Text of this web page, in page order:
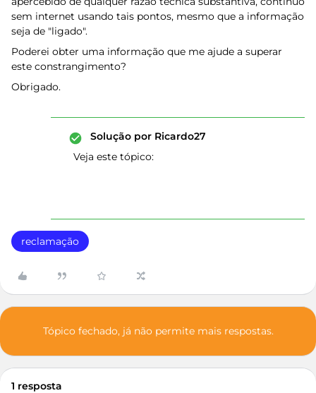
sem internet usando tais pontos, mesmo que a informação
seja de "ligado".
Poderei obter uma informação que me ajude a superar
este constrangimento?
Obrigado.
Solução por Ricardo27
Veja este tópico:
reclamação
Tópico fechado, já não permite mais respostas.
1 resposta